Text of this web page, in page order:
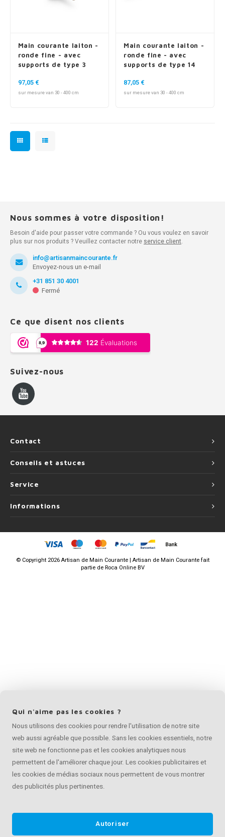
Main courante laiton -
ronde fine - avec
supports de type 3
97,05 €
sur mesure van 30 - 400 cm
Main courante laiton -
ronde fine - avec
supports de type 14
87,05 €
sur mesure van 30 - 400 cm
Nous sommes à votre disposition!
Besoin d'aide pour passer votre commande ? Ou vous voulez en savoir
plus sur nos produits ? Veuillez contacter notre service client.
info@artisanmaincourante.fr
Envoyez-nous un e-mail
+31 851 30 4001
Fermé
Ce que disent nos clients
Suivez-nous
Contact
Conseils et astuces
Service
Informations
© Copyright2026 Artisan de Main Courante | Artisan de Main Courante fait
partie deRoca Online BV
Qui n'aime pas les cookies ?
Nous utilisons des cookies pour rendre l'utilisation de notre site
web aussi agréable que possible. Sans les cookies essentiels, notre
site web ne fonctionne pas et les cookies analytiques nous
permettent de l'améliorer chaque jour. Les cookies publicitaires et
les cookies de médias sociaux nous permettent de vous montrer
des publicités plus pertinentes.
Autoriser